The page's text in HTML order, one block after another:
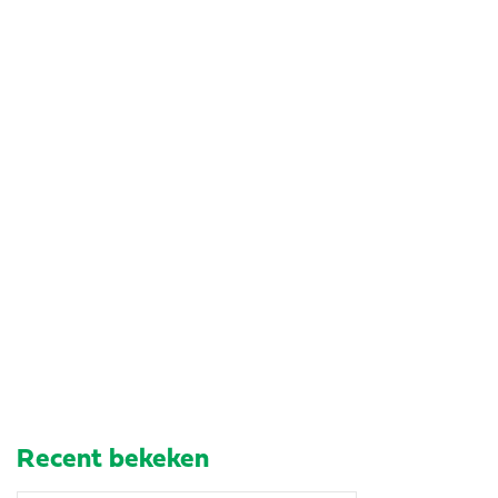
Recent bekeken